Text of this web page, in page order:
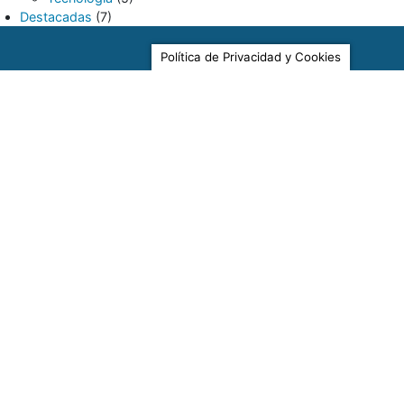
Destacadas (7)
Actividades(166)
Política de Privacidad y Cookies